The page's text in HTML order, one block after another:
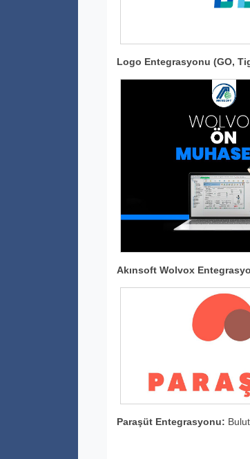
Logo Entegrasyonu (GO,
Akınsoft Wolvox
Paraşüt Entegrasyonu: